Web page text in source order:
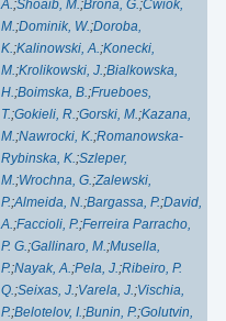
A.;Shoaib, M.;Brona, G.;Cwiok,
M.;Dominik, W.;Doroba,
K.;Kalinowski, A.;Konecki,
M.;Krolikowski, J.;Bialkowska,
H.;Boimska, B.;Frueboes,
T.;Gokieli, R.;Gorski, M.;Kazana,
M.;Nawrocki, K.;Romanowska-
Rybinska, K.;Szleper,
M.;Wrochna, G.;Zalewski,
P.;Almeida, N.;Bargassa, P.;David,
A.;Faccioli, P.;Ferreira Parracho,
P. G.;Gallinaro, M.;Musella,
P.;Nayak, A.;Pela, J.;Ribeiro, P.
Q.;Seixas, J.;Varela, J.;Vischia,
P.;Belotelov, I.;Bunin, P.;Golutvin,